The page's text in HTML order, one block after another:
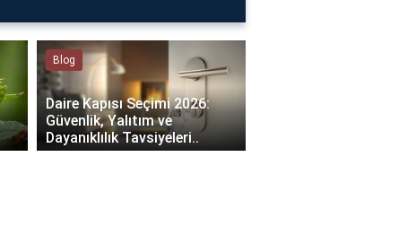
Rüya Tabirleri
Rüyada Ablamı Görmek Ne
Anlama Geliyor?